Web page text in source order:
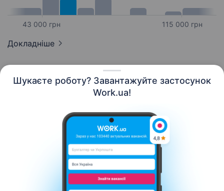
Шукаєте роботу? Завантажуйте застосунок
Work.ua!
43 000 грн 115 000 грн
Докладніше
Контакти Про нас Кар’єра